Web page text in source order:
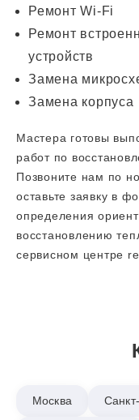
Ремонт Wi-Fi
Ремонт
устройств
Замена
Замена корпуса
Мастера готовы
работ по
Позвоните нам по
оставьте заявку в
определения
восстановлению
сервисном центре
Москва